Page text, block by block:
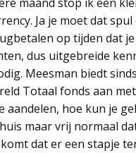
maand stop ik een
Ja je moet dat spul
op tijden dat
dus uitgebreide
Meesman biedt
Totaal fonds aan
aandelen, hoe kun je
maar vrij normaal
dat er een stapje